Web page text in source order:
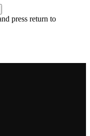
press return to